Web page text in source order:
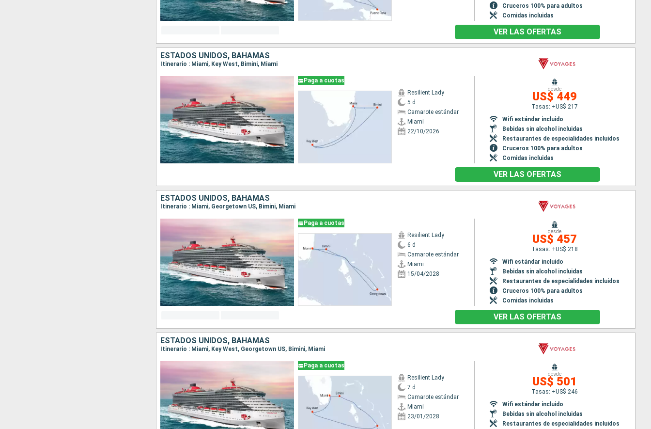
Cruceros 100% para adultos
Comidas incluidas
VER LAS OFERTAS
ESTADOS UNIDOS, BAHAMAS
Itinerario : Miami, Key West, Bimini, Miami
Paga a cuotas
Resilient Lady
5 d
Camarote estándar
Miami
22/10/2026
desde
US$ 449
Tasas: +US$ 217
Wifi estándar incluido
Bebidas sin alcohol incluidas
Restaurantes de especialidades incluidos
Cruceros 100% para adultos
Comidas incluidas
VER LAS OFERTAS
ESTADOS UNIDOS, BAHAMAS
Itinerario : Miami, Georgetown US, Bimini, Miami
Paga a cuotas
Resilient Lady
6 d
Camarote estándar
Miami
15/04/2028
desde
US$ 457
Tasas: +US$ 218
Wifi estándar incluido
Bebidas sin alcohol incluidas
Restaurantes de especialidades incluidos
Cruceros 100% para adultos
Comidas incluidas
VER LAS OFERTAS
ESTADOS UNIDOS, BAHAMAS
Itinerario : Miami, Key West, Georgetown US, Bimini, Miami
Paga a cuotas
Resilient Lady
7 d
Camarote estándar
Miami
23/01/2028
desde
US$ 501
Tasas: +US$ 246
Wifi estándar incluido
Bebidas sin alcohol incluidas
Restaurantes de especialidades incluidos